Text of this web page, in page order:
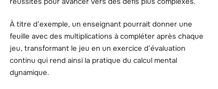
À titre d’exemple, un enseignant pourrait donner une
feuille avec des multiplications à compléter après chaque
jeu, transformant le jeu en un exercice d’évaluation
continu qui rend ainsi la pratique du calcul mental
dynamique.